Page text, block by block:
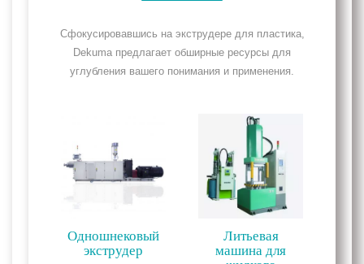
Сфокусировавшись на экструдере для пластика,
Dekuma предлагает обширные ресурсы для
углубления вашего понимания и применения.
Одношнековый
экструдер
Литьевая
машина для